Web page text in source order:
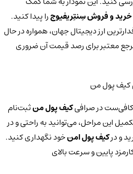
و فروش سِنتِریفیوجرا پیدا کنید.
ارز دیجیتال جهان، همواره در حال
معتبر برای رصد قیمت آن ضروری
پول من
در صرافیکیف پول منثبت‌نام
این مراحل، می‌توانید به راحتی و در
و درکیف پول امنخود نگهداری کنید.
پایین و سرعت بالای